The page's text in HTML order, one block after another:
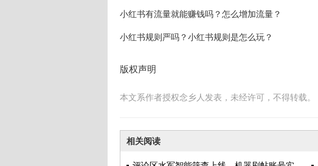
小红书有流量就能赚钱吗？怎么增加流量？
小红书规则严吗？小红书规则是怎么玩？
版权声明
本文系作者授权念乡人发表，未经许可，不得转载。
相关阅读